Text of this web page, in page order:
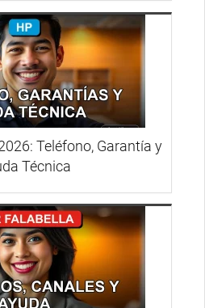
Teléfono, Garantía y
Técnica